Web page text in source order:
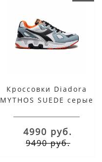
Кроссовки Diadora
MYTHOS SUEDE серые
4990 руб.
9490 руб.